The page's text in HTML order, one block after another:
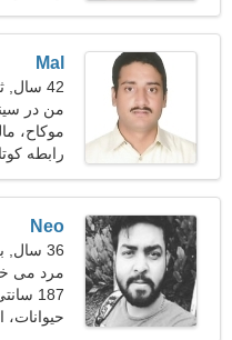
Mal
42 سال, ثور
من در
یک زن
موکاح،
رابطه
Neo
36 سال, برج جدی
مرد می
ملاقات کند 29-
کیلوگرم (176 پوند)